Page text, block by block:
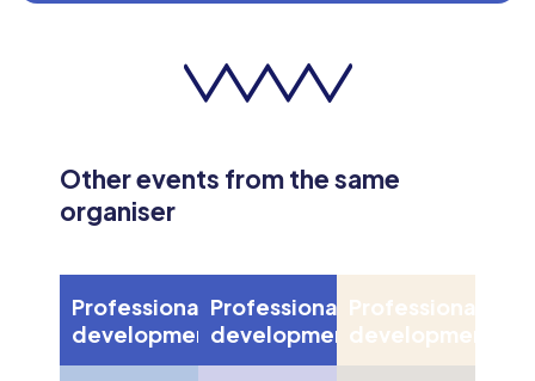
Other events from the same
organiser
Professional
development
Professional
development
Professional
development